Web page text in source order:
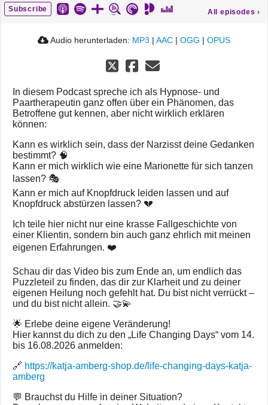
Subscribe All episodes ›
Audio herunterladen: MP3 | AAC | OGG | OPUS
In diesem Podcast spreche ich als Hypnose- und
Paartherapeutin ganz offen über ein Phänomen, das
Betroffene gut kennen, aber nicht wirklich erklären
können:
Kann es wirklich sein, dass der Narzisst deine Gedanken
bestimmt? 🧠
Kann er mich wirklich wie eine Marionette für sich tanzen
lassen? 🎭
Kann er mich auf Knopfdruck leiden lassen und auf
Knopfdruck abstürzen lassen? 💔
Ich teile hier nicht nur eine krasse Fallgeschichte von
einer Klientin, sondern bin auch ganz ehrlich mit meinen
eigenen Erfahrungen. ❤️
Schau dir das Video bis zum Ende an, um endlich das
Puzzleteil zu finden, das dir zur Klarheit und zu deiner
eigenen Heilung noch gefehlt hat. Du bist nicht verrückt –
und du bist nicht allein. 🤝💫
🌟 Erlebe deine eigene Veränderung!
Hier kannst du dich zu den „Life Changing Days“ vom 14.
bis 16.08.2026 anmelden:
🔗 https://katja-amberg-shop.de/life-changing-days-katja-
amberg
💬 Brauchst du Hilfe in deiner Situation?